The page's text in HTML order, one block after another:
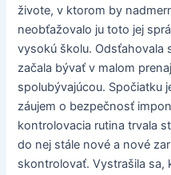
živote, v ktorom by
neobťažovalo ju toto jej
vysokú školu. Odsťahovala
začala bývať v malom
spolubývajúcou. Spočiatku
záujem o bezpečnosť
kontrolovacia rutina trvala
do nej stále nové a nové
skontrolovať. Vystrašila sa,